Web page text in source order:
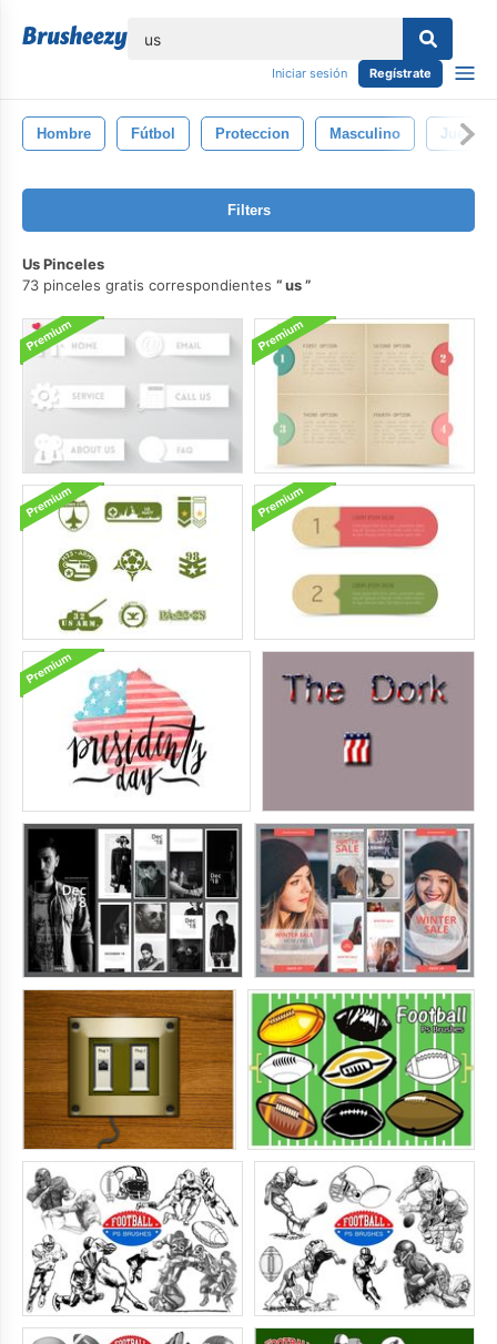
Iniciar sesión Regístrate
Hombre Fútbol Proteccion Masculino Juego
Filters
Us Pinceles
73 pinceles gratis correspondientes
us